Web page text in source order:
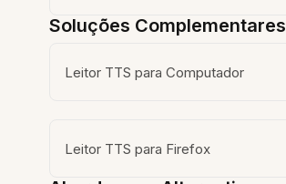
Soluções Complementares
Leitor TTS para Computador
Leitor TTS para Firefox